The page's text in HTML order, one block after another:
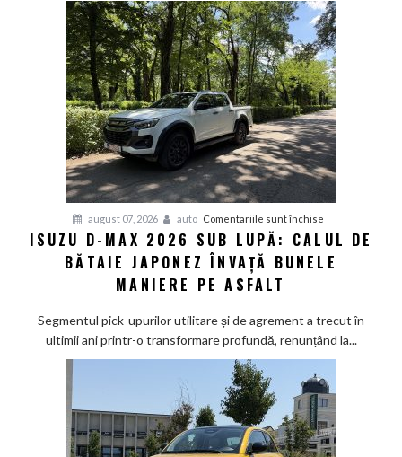
august 07, 2026 auto Comentariile sunt închise
D-
sub
lupă:
de
bătaie
japonez
învață
ISUZU D-MAX 2026 SUB LUPĂ: CALUL DE
BĂTAIE JAPONEZ ÎNVAȚĂ BUNELE
MANIERE PE ASFALT
Segmentul pick-upurilor utilitare și de agrement a trecut în
ultimii ani printr-o transformare profundă, renunțând la...